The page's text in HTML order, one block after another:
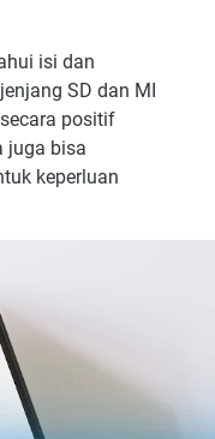
isi dan
SD dan MI
positif
juga bisa
keperluan